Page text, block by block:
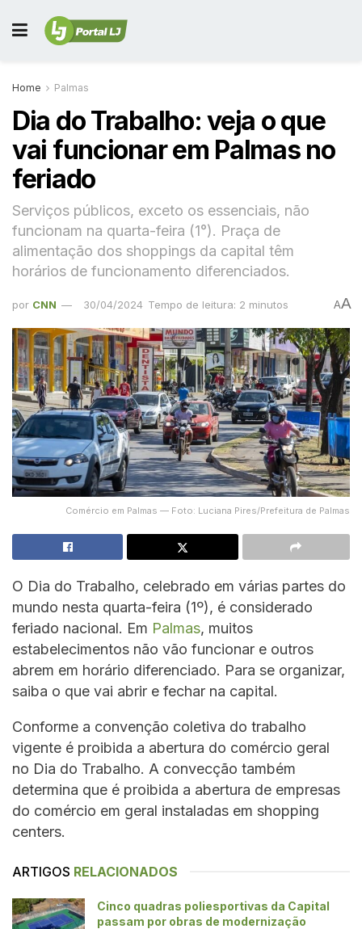
Home Palmas
Dia do Trabalho: veja o que
vai funcionar em Palmas no
feriado
Serviços públicos, exceto os essenciais, não
funcionam na quarta-feira (1°). Praça de
alimentação dos shoppings da capital têm
horários de funcionamento diferenciados.
por CNN 30/04/2024 Tempo de leitura: 2 minutos AA
Comércio em Palmas — Foto: Luciana Pires/Prefeitura de Palmas
O Dia do Trabalho, celebrado em várias partes do
mundo nesta quarta-feira (1º), é considerado
feriado nacional. Em Palmas, muitos
estabelecimentos não vão funcionar e outros
abrem em horário diferenciado. Para se organizar,
saiba o que vai abrir e fechar na capital.
Conforme a convenção coletiva do trabalho
vigente é proibida a abertura do comércio geral
no Dia do Trabalho. A convecção também
determina que é proibida a abertura de empresas
do comércio em geral instaladas em shopping
centers.
ARTIGOS RELACIONADOS
Cinco quadras poliesportivas da Capital
passam por obras de modernização